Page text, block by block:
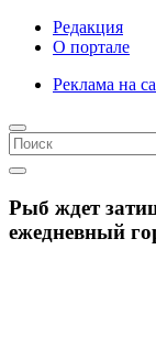
Редакция
О портале
Реклама на
Рыб ждет
ежедневный